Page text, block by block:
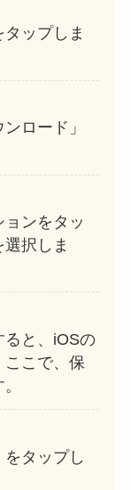
ップしま
ロード」
ョンをタッ
択しま
ると、iOSの
ここで、保
タップし